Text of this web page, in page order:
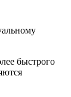
быстрого